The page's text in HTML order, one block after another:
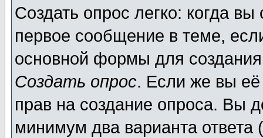
Создать опрос легко: когда
первое сообщение в теме,
основной формы для
Создать опрос. Если же вы её
прав на создание опроса. Вы
минимум два варианта ответа